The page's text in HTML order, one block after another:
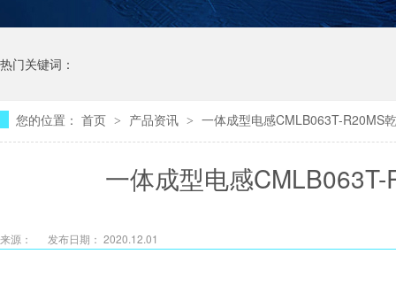
热门关键词：
您的位置： 首页 > 产品资讯 > 一体成型电感CMLB063T-
一体成型电感
来源： 发布日期： 2020.12.01